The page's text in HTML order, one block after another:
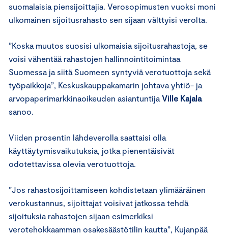
suomalaisia piensijoittajia. Verosopimusten vuoksi moni
ulkomainen sijoitusrahasto sen sijaan välttyisi verolta.
”Koska muutos suosisi ulkomaisia sijoitusrahastoja, se
voisi vähentää rahastojen hallinnointitoimintaa
Suomessa ja siitä Suomeen syntyviä verotuottoja sekä
työpaikkoja”, Keskuskauppakamarin johtava yhtiö- ja
arvopaperimarkkinaoikeuden asiantuntija Ville Kajala
sanoo.
Viiden prosentin lähdeverolla saattaisi olla
käyttäytymisvaikutuksia, jotka pienentäisivät
odotettavissa olevia verotuottoja.
”Jos rahastosijoittamiseen kohdistetaan ylimääräinen
verokustannus, sijoittajat voisivat jatkossa tehdä
sijoituksia rahastojen sijaan esimerkiksi
verotehokkaamman osakesäästötilin kautta”, Kujanpää